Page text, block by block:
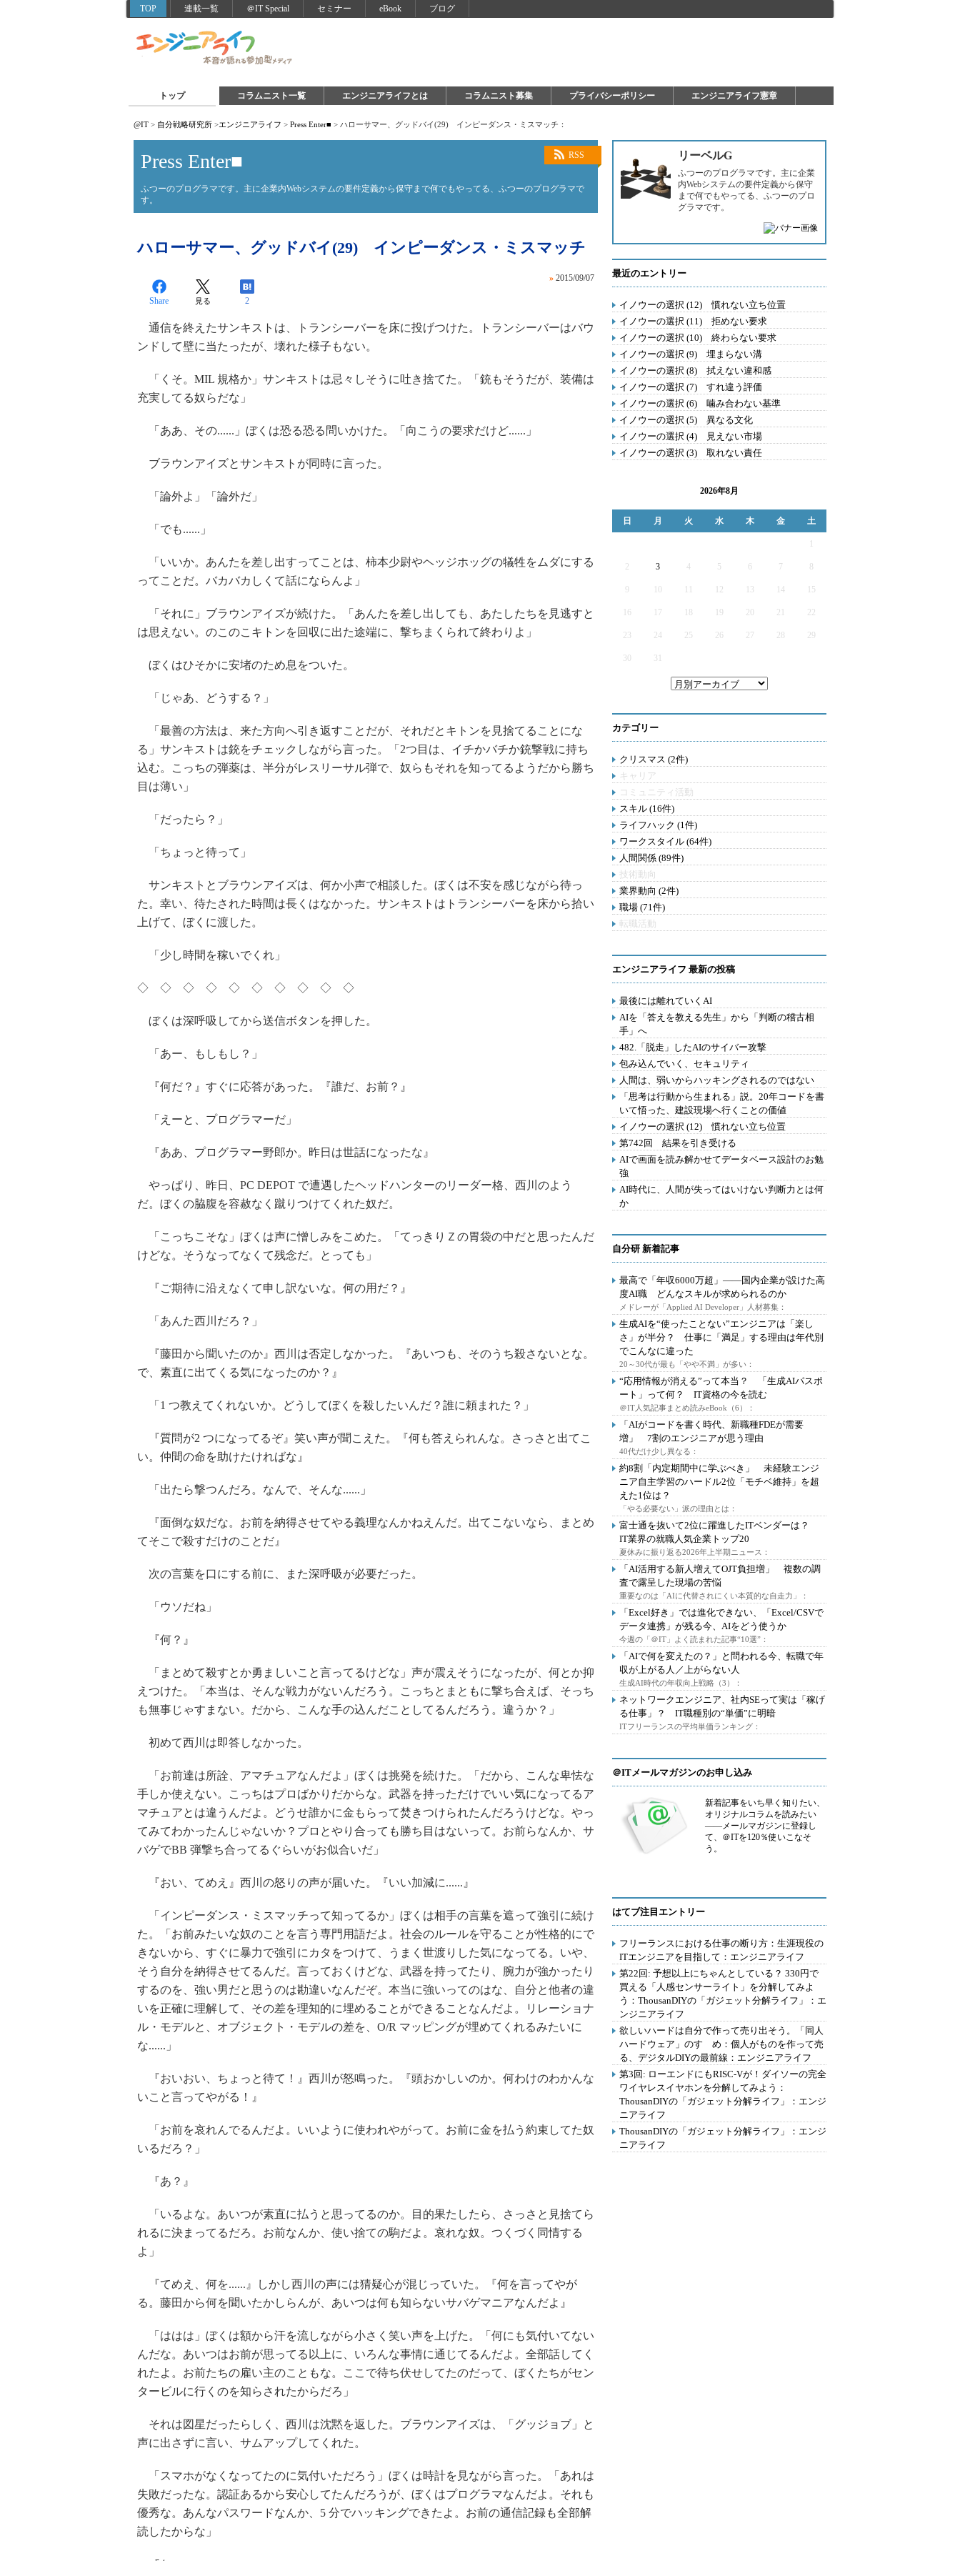
TOP 連載一覧 ＠IT Special セミナー eBook ブログ
トップ コラムニスト一覧 エンジニアライフとは コラムニスト募集 プライバシーポリシー エンジニアライフ憲章
@IT > 自分戦略研究所 >エンジニアライフ > Press Enter■ > ハローサマー、グッドバイ(29) インピーダンス・ミスマッチ：
RSS
Press Enter■
ふつーのプログラマです。主に企業内Webシステムの要件定義から保守まで何でもやってる、ふつーのプログラマで
す。
ハローサマー、グッドバイ(29) インピーダンス・ミスマッチ
» 2015/09/07
Share 見る 2
通信を終えたサンキストは、トランシーバーを床に投げつけた。トランシーバーはバウ
ンドして壁に当たったが、壊れた様子もない。
「くそ。MIL 規格か」サンキストは忌々しそうに吐き捨てた。「銃もそうだが、装備は
充実してる奴らだな」
「ああ、その......」ぼくは恐る恐る問いかけた。「向こうの要求だけど......」
ブラウンアイズとサンキストが同時に言った。
「論外よ」「論外だ」
「でも......」
「いいか。あんたを差し出すってことは、柿本少尉やヘッジホッグの犠牲をムダにする
ってことだ。バカバカしくて話にならんよ」
「それに」ブラウンアイズが続けた。「あんたを差し出しても、あたしたちを見逃すと
は思えない。のこのこキトンを回収に出た途端に、撃ちまくられて終わりよ」
ぼくはひそかに安堵のため息をついた。
「じゃあ、どうする？」
「最善の方法は、来た方向へ引き返すことだが、それだとキトンを見捨てることにな
る」サンキストは銃をチェックしながら言った。「2つ目は、イチかバチか銃撃戦に持ち
込む。こっちの弾薬は、半分がレスリーサル弾で、奴らもそれを知ってるようだから勝ち
目は薄い」
「だったら？」
「ちょっと待って」
サンキストとブラウンアイズは、何か小声で相談した。ぼくは不安を感じながら待っ
た。幸い、待たされた時間は長くはなかった。サンキストはトランシーバーを床から拾い
上げて、ぼくに渡した。
「少し時間を稼いでくれ」
◇ ◇ ◇ ◇ ◇ ◇ ◇ ◇ ◇ ◇
ぼくは深呼吸してから送信ボタンを押した。
「あー、もしもし？」
『何だ？』すぐに応答があった。『誰だ、お前？』
「えーと、プログラマーだ」
『ああ、プログラマー野郎か。昨日は世話になったな』
やっぱり、昨日、PC DEPOT で遭遇したヘッドハンターのリーダー格、西川のよう
だ。ぼくの脇腹を容赦なく蹴りつけてくれた奴だ。
「こっちこそな」ぼくは声に憎しみをこめた。「てっきりＺの胃袋の中だと思ったんだ
けどな。そうなってなくて残念だ。とっても」
『ご期待に沿えなくて申し訳ないな。何の用だ？』
「あんた西川だろ？」
『藤田から聞いたのか』西川は否定しなかった。『あいつも、そのうち殺さないとな。
で、素直に出てくる気になったのか？』
「1 つ教えてくれないか。どうしてぼくを殺したいんだ？誰に頼まれた？」
『質問が2 つになってるぞ』笑い声が聞こえた。『何も答えられんな。さっさと出てこ
い。仲間の命を助けたければな』
「出たら撃つんだろ。なんで、そんな......」
『面倒な奴だな。お前を納得させてやる義理なんかねえんだ。出てこないなら、まとめ
てそこで殺すだけのことだ』
次の言葉を口にする前に、また深呼吸が必要だった。
「ウソだね」
『何？』
「まとめて殺すとか勇ましいこと言ってるけどな」声が震えそうになったが、何とか抑
えつけた。「本当は、そんな戦力がないんだろう。こっちとまともに撃ち合えば、そっち
も無事じゃすまない。だから、こんな手の込んだことしてるんだろう。違うか？」
初めて西川は即答しなかった。
「お前達は所詮、アマチュアなんだよ」ぼくは挑発を続けた。「だから、こんな卑怯な
手しか使えない。こっちはプロばかりだからな。武器を持っただけでいい気になってるア
マチュアとは違うんだよ。どうせ誰かに金もらって焚きつけられたんだろうけどな。やっ
てみてわかったんじゃないか？プロとやり合っても勝ち目はないって。お前らなんか、サ
バゲでBB 弾撃ち合ってるぐらいがお似合いだ」
『おい、てめえ』西川の怒りの声が届いた。『いい加減に......』
「インピーダンス・ミスマッチって知ってるか」ぼくは相手の言葉を遮って強引に続け
た。「お前みたいな奴のことを言う専門用語だよ。社会のルールを守ることが性格的にで
きないから、すぐに暴力で強引にカタをつけて、うまく世渡りした気になってる。いや、
そう自分を納得させてるんだ。言っておくけどな、武器を持ってたり、腕力が強かったり
するのを、強い男だと思うのは勘違いなんだぞ。本当に強いってのはな、自分と他者の違
いを正確に理解して、その差を理知的に埋めることができることなんだよ。リレーショナ
ル・モデルと、オブジェクト・モデルの差を、O/R マッピングが埋めてくれるみたいに
な......」
『おいおい、ちょっと待て！』西川が怒鳴った。『頭おかしいのか。何わけのわかんな
いこと言ってやがる！』
「お前を哀れんでるんだよ。いいように使われやがって。お前に金を払う約束してた奴
いるだろ？」
『あ？』
「いるよな。あいつが素直に払うと思ってるのか。目的果たしたら、さっさと見捨てら
れるに決まってるだろ。お前なんか、使い捨ての駒だよ。哀れな奴。つくづく同情する
よ」
『てめえ、何を......』しかし西川の声には猜疑心が混じっていた。『何を言ってやが
る。藤田から何を聞いたかしらんが、あいつは何も知らないサバゲマニアなんだよ』
「ははは」ぼくは額から汗を流しながら小さく笑い声を上げた。「何にも気付いてない
んだな。あいつはお前が思ってる以上に、いろんな事情に通じてるんだよ。全部話してく
れたよ。お前たちの雇い主のこともな。ここで待ち伏せしてたのだって、ぼくたちがセン
タービルに行くのを知らされたからだろ」
それは図星だったらしく、西川は沈黙を返した。ブラウンアイズは、「グッジョブ」と
声に出さずに言い、サムアップしてくれた。
「スマホがなくなってたのに気付いただろう」ぼくは時計を見ながら言った。「あれは
失敗だったな。認証あるから安心してたんだろうが、ぼくはプログラマなんだよ。それも
優秀な。あんなパスワードなんか、5 分でハッキングできたよ。お前の通信記録も全部解
読したからな」
リーベルG
ふつーのプログラマです。主に企業
内Webシステムの要件定義から保守
まで何でもやってる、ふつーのプロ
グラマです。
最近のエントリー
イノウーの選択 (12) 慣れない立ち位置
イノウーの選択 (11) 拒めない要求
イノウーの選択 (10) 終わらない要求
イノウーの選択 (9) 埋まらない溝
イノウーの選択 (8) 拭えない違和感
イノウーの選択 (7) すれ違う評価
イノウーの選択 (6) 噛み合わない基準
イノウーの選択 (5) 異なる文化
イノウーの選択 (4) 見えない市場
イノウーの選択 (3) 取れない責任
2026年8月
日 月 火 水 木 金 土
2 3 4 5 6 7
9 12 13 14 15
16 17 19 20 21 22
23 24 25 26 27 28 29
30 31
カテゴリー
クリスマス (2件)
キャリア
コミュニティ活動
スキル (16件)
ライフハック (1件)
ワークスタイル (64件)
人間関係 (89件)
技術動向
業界動向 (2件)
職場 (71件)
転職活動
エンジニアライフ 最新の投稿
最後には離れていくAI
AIを「答えを教える先生」から「判断の稽古相
手」へ
482.「脱走」したAIのサイバー攻撃
包み込んでいく、セキュリティ
人間は、弱いからハッキングされるのではない
「思考は行動から生まれる」説。20年コードを書
いて悟った、建設現場へ行くことの価値
イノウーの選択 (12) 慣れない立ち位置
第742回 結果を引き受ける
AIで画面を読み解かせてデータベース設計のお勉
強
AI時代に、人間が失ってはいけない判断力とは何
か
自分研 新着記事
最高で「年収6000万超」――国内企業が設けた高
度AI職 どんなスキルが求められるのか
メドレーが「Applied AI Developer」人材募集：
生成AIを“使ったことない”エンジニアは「楽し
さ」が半分？ 仕事に「満足」する理由は年代別
でこんなに違った
20～30代が最も「やや不満」が多い：
“応用情報が消える”って本当？ 「生成AIパスポ
ート」って何？ IT資格の今を読む
＠IT人気記事まとめ読みeBook（6）：
「AIがコードを書く時代、新職種FDEが需要
増」 7割のエンジニアが思う理由
40代だけ少し異なる：
約8割「内定期間中に学ぶべき」 未経験エンジ
ニア自主学習のハードル2位「モチベ維持」を超
えた1位は？
「やる必要ない」派の理由とは：
富士通を抜いて2位に躍進したITベンダーは？
IT業界の就職人気企業トップ20
夏休みに振り返る2026年上半期ニュース：
「AI活用する新人増えてOJT負担増」 複数の調
査で露呈した現場の苦悩
重要なのは「AIに代替されにくい本質的な自走力」：
「Excel好き」では進化できない、「Excel/CSVで
データ連携」が残る今、AIをどう使うか
今週の「＠IT」よく読まれた記事“10選”：
「AIで何を変えたの？」と問われる今、転職で年
収が上がる人／上がらない人
生成AI時代の年収向上戦略（3）：
ネットワークエンジニア、社内SEって実は「稼げ
る仕事」？ IT職種別の“単価”に明暗
ITフリーランスの平均単価ランキング：
＠ITメールマガジンのお申し込み
新着記事をいち早く知りたい、
オリジナルコラムを読みたい
――メールマガジンに登録し
て、＠ITを120％使いこなそ
う。
はてブ注目エントリー
フリーランスにおける仕事の断り方：生涯現役の
ITエンジニアを目指して：エンジニアライフ
第22回: 予想以上にちゃんとしている？ 330円で
買える「人感センサーライト」を分解してみよ
う：ThousanDIYの「ガジェット分解ライフ」：エ
ンジニアライフ
欲しいハードは自分で作って売り出そう。「同人
ハードウェア」のすゝめ：個人がものを作って売
る、デジタルDIYの最前線：エンジニアライフ
第3回: ローエンドにもRISC-Vが！ダイソーの完全
ワイヤレスイヤホンを分解してみよう：
ThousanDIYの「ガジェット分解ライフ」：エンジ
ニアライフ
ThousanDIYの「ガジェット分解ライフ」：エンジ
ニアライフ